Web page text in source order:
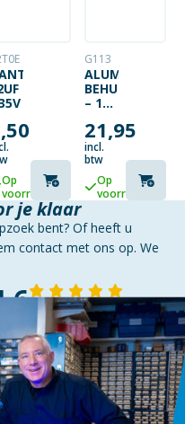
Op
voorraad
G113
ALUMINIUM
BEHUIZING
– 115
X
55MM
WATERDICHT
21,95
incl.
btw
Op
voorraad
je klaar
bent? Of heeft u
contact met ons op. We
143 reviews